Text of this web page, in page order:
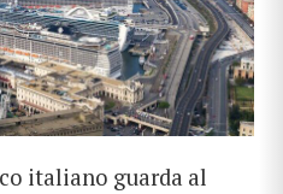
italiano guarda al